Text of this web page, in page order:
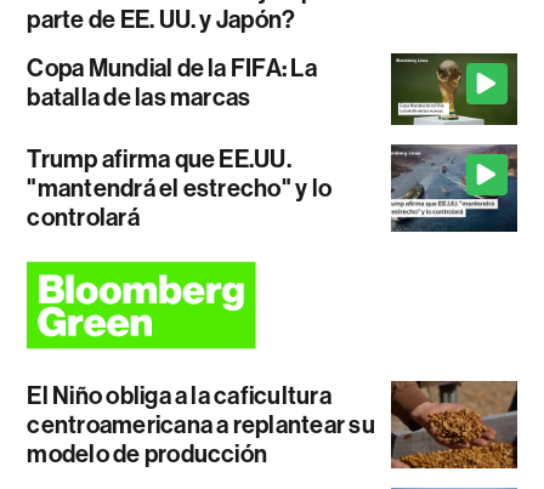
parte de EE. UU. y Japón?
Copa Mundial de la FIFA: La
batalla de las marcas
Trump afirma que EE.UU.
"mantendrá el estrecho" y lo
controlará
El Niño obliga a la caficultura
centroamericana a replantear su
modelo de producción